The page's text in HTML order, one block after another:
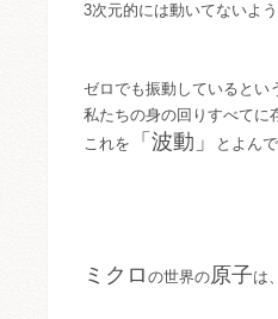
3次元的には動いてないよう
ゼロでも振動しているとい
私たちの身の回りすべてに
これを
「波動」 とよんで
ミクロ の世界の原子は、